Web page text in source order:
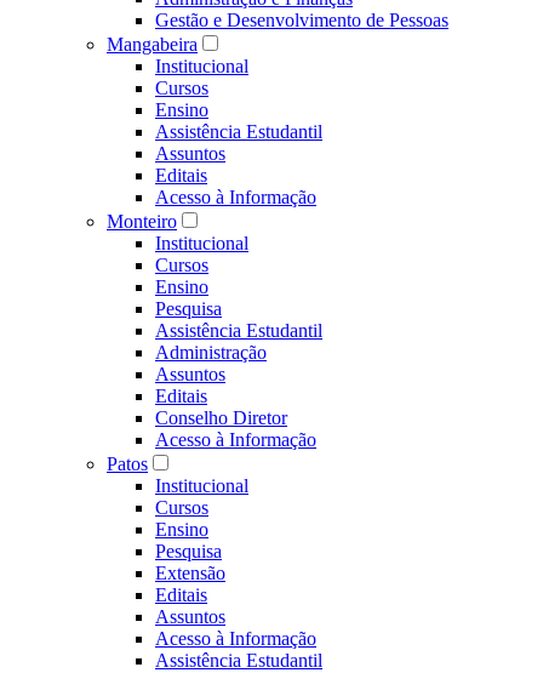
Gestão e Desenvolvimento de Pessoas
Mangabeira
Institucional
Cursos
Ensino
Assistência Estudantil
Assuntos
Editais
Acesso à Informação
Monteiro
Institucional
Cursos
Ensino
Pesquisa
Assistência Estudantil
Administração
Assuntos
Editais
Conselho Diretor
Acesso à Informação
Patos
Institucional
Cursos
Ensino
Pesquisa
Extensão
Editais
Assuntos
Acesso à Informação
Assistência Estudantil